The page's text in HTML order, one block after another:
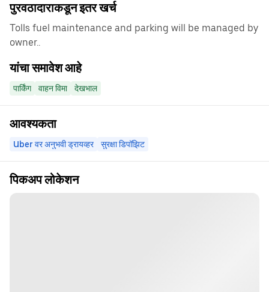
पुरवठादाराकडून इतर खर्च
Tolls fuel maintenance and parking will be managed by
owner..
यांचा समावेश आहे
पार्किंग वाहन विमा देखभाल
आवश्यकता
Uber वर अनुभवी ड्रायव्हर सुरक्षा डिपॉझिट
पिकअप लोकेशन